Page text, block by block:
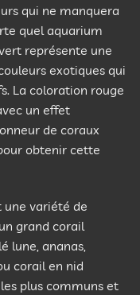
qui ne manquera
quel aquarium
représente une
exotiques qui
La coloration rouge
un effet
de coraux
obtenir cette
une variété de
grand corail
lune, ananas,
corail en nid
plus communs et